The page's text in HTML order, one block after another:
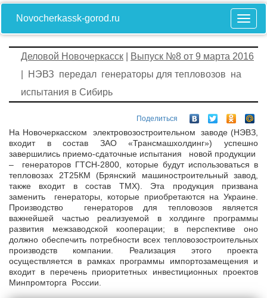
Novocherkassk-gorod.ru
Деловой Новочеркасск
Выпуск №8 от 9 марта 2016
| НЭВЗ передал генераторы для тепловозов на
испытания в Сибирь
Поделиться
На Новочеркасском электровозостроительном заводе (НЭВЗ,
входит в состав ЗАО «Трансмашхолдинг») успешно
завершились приемо-сдаточные испытания новой продукции
– генераторов ГТСН-2800, которые будут использоваться в
тепловозах 2Т25КМ (Брянский машиностроительный завод,
также входит в состав ТМХ). Эта продукция призвана
заменить генераторы, которые приобретаются на Украине.
Производство генераторов для тепловозов является
важнейшей частью реализуемой в холдинге программы
развития межзаводской кооперации; в перспективе оно
должно обеспечить потребности всех тепловозостроительных
производств компании. Реализация этого проекта
осуществляется в рамках программы импортозамещения и
входит в перечень приоритетных инвестиционных проектов
Минпромторга России.